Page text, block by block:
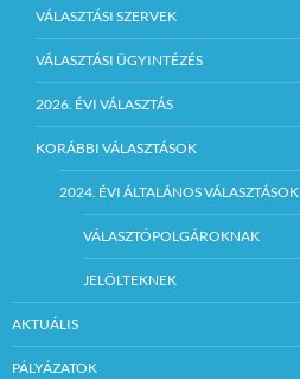
VÁLASZTÁSI SZERVEK
VÁLASZTÁSI ÜGYINTÉZÉS
2026. ÉVI VÁLASZTÁS
KORÁBBI VÁLASZTÁSOK
2024. ÉVI ÁLTALÁNOS VÁLASZTÁSOK
VÁLASZTÓPOLGÁROKNAK
JELÖLTEKNEK
AKTUÁLIS
PÁLYÁZATOK